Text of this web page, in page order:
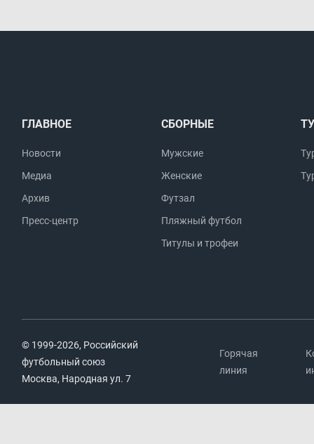
ГЛАВНОЕ
Новости
Медиа
Архив
Пресс-центр
СБОРНЫЕ
Мужские
Женские
Футзал
Пляжный футбол
Титулы и трофеи
© 1999-2026, Российский
футбольный союз
Москва, Народная ул. 7
Горячая
линия